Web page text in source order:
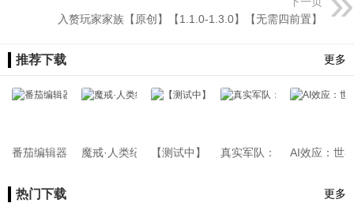
入赘玩家家族【原创】【1.1.0-1.3.0】【无需四前置】
推荐下载 更多
番茄编辑器[支持1.2.12-1.4.6][原创]
魔戒·人类纪元[支持1.2.12][2月最终版]
【测试中】新版骑砍中文站Mod管理器
真实军队：金钱与契约（
AI效应：世
热门下载 更多